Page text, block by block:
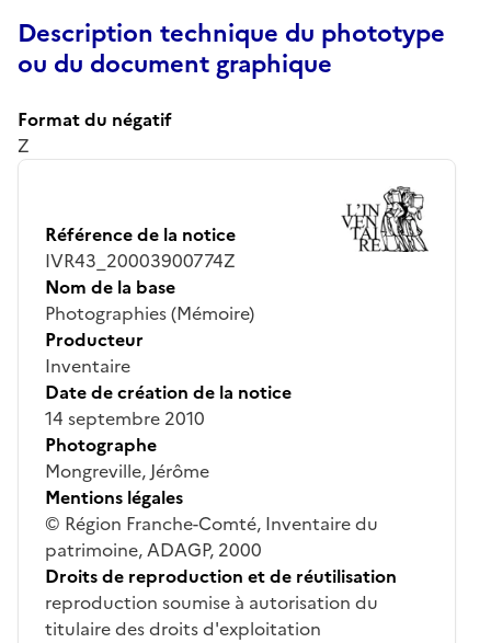
Description technique du phototype
ou du document graphique
Format du négatif
Z
Référence de la notice
IVR43_20003900774Z
Nom de la base
Photographies (Mémoire)
Producteur
Inventaire
Date de création de la notice
14 septembre 2010
Photographe
Mongreville, Jérôme
Mentions légales
© Région Franche-Comté, Inventaire du
patrimoine, ADAGP, 2000
Droits de reproduction et de réutilisation
reproduction soumise à autorisation du
titulaire des droits d'exploitation